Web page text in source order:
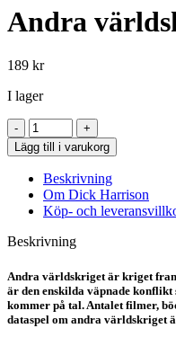
till
269
Andra
189 kr
I lager
Andra
världskriget
mängd
Lägg till i varukorg
Beskrivning
Om Dick Harrison
Köp- och
Beskrivning
Andra världskriget är kriget
är den enskilda väpnade
kommer på tal. Antalet filmer,
dataspel om andra världskriget